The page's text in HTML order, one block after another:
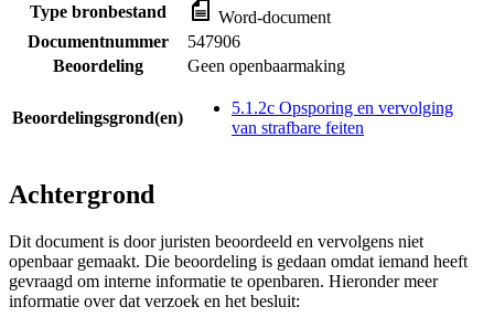
Type bronbestand
Word-document
Documentnummer
547906
Beoordeling
Geen openbaarmaking
Beoordelingsgrond(en)
5.1.2c Opsporing en vervolging
van strafbare feiten
Achtergrond
Dit document is door juristen beoordeeld en vervolgens niet
openbaar gemaakt. Die beoordeling is gedaan omdat iemand heeft
gevraagd om interne informatie te openbaren. Hieronder meer
informatie over dat verzoek en het besluit: